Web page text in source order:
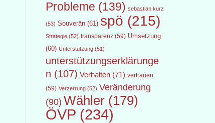
Probleme (139) sebastian kurz
(53) Souverän(61) spö (215)
Strategie(52) transparenz(59) Umsetzung
(60) Unterstützung(51)
unterstützungserklärunge
n (107) Verhalten(71) vertrauen
(59) Verzerrung(52) Veränderung
(90) Wähler(179)
ÖVP(234)